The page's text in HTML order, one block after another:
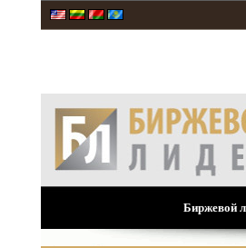
Биржевой